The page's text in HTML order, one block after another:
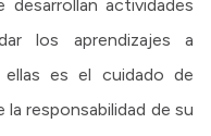
actividades
los aprendizajes a
es el cuidado de
responsabilidad de su